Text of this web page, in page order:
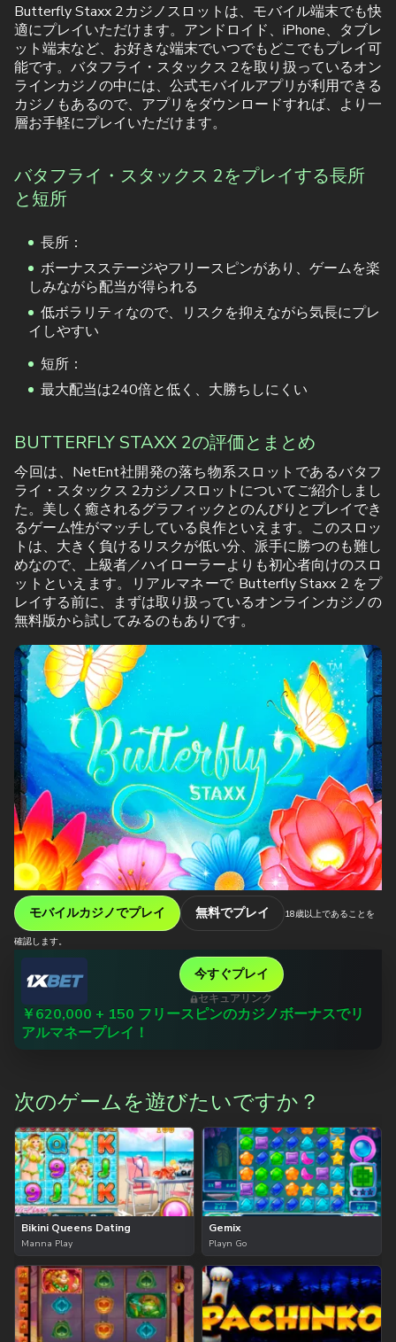
Butterfly Staxx 2カジノスロットは、モバイル端末でも快
適にプレイいただけます。アンドロイド、iPhone、タブレ
ット端末など、お好きな端末でいつでもどこでもプレイ可
能です。バタフライ・スタックス 2を取り扱っているオン
ラインカジノの中には、公式モバイルアプリが利用できる
カジノもあるので、アプリをダウンロードすれば、より一
層お手軽にプレイいただけます。
バタフライ・スタックス 2をプレイする長所
と短所
長所：
ボーナスステージやフリースピンがあり、ゲームを楽
しみながら配当が得られる
低ボラリティなので、リスクを抑えながら気長にプレ
イしやすい
短所：
最大配当は240倍と低く、大勝ちしにくい
BUTTERFLY STAXX 2の評価とまとめ
今回は、NetEnt社開発の落ち物系スロットであるバタフ
ライ・スタックス 2カジノスロットについてご紹介しまし
た。美しく癒されるグラフィックとのんびりとプレイでき
るゲーム性がマッチしている良作といえます。このスロッ
トは、大きく負けるリスクが低い分、派手に勝つのも難し
めなので、上級者／ハイローラーよりも初心者向けのスロ
ットといえます。リアルマネーで Butterfly Staxx 2 をプ
レイする前に、まずは取り扱っているオンラインカジノの
無料版から試してみるのもありです。
モバイルカジノでプレイ 無料でプレイ 18歳以上であることを
確認します。
￥620,000 + 150 フリースピンのカジノボーナスでリ
アルマネープレイ！
今すぐプレイ
セキュアリンク
次のゲームを遊びたいですか？
Bikini Queens Dating
Manna Play
Gemix
Playn Go